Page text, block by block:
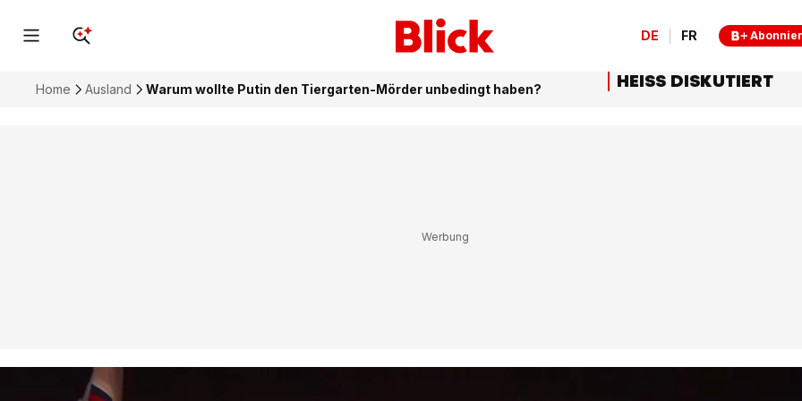
DE FR
Home Ausland Warum wollte Putin den Tiergarten-Mörder unbedingt haben? HEISS DISKUTIERT